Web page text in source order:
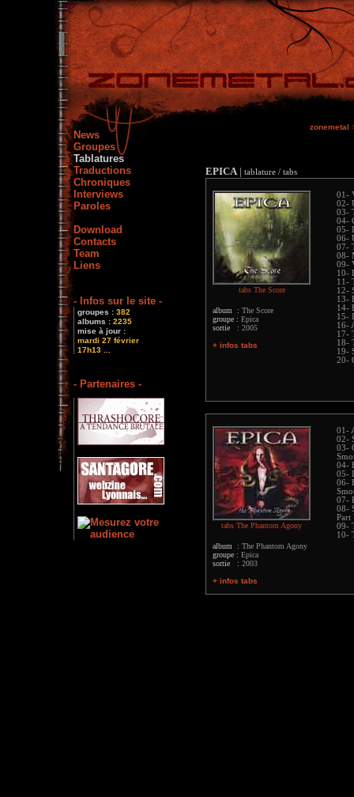
News
Groupes
Tablatures
Traductions
Chroniques
Interviews
Paroles
Download
Contacts
Team
Liens
- Infos sur le site -
groupes : 382
albums : 2235
mise à jour :
mardi 27 février
17h13 ...
- Partenaires -
zonemetal
EPICA| tablature / tabs
tabs The Score
album : The Score
groupe : Epica
sortie : 2005
+ infos tabs
01-
02-
03-
04-
05-
06-
07-
08-
09-
10-
11-
12-
13-
14-
15-
16-
17-
18-
19-
20-
tabs The Phantom Agony
album : The Phantom Agony
groupe : Epica
sortie : 2003
+ infos tabs
01-
02-
03-
04-
05-
06-
07-
08-
Part
09-
10-